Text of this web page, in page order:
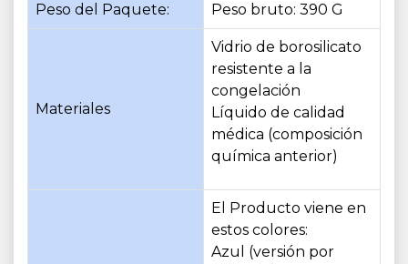
Peso del Paquete: Peso bruto: 390 G
Materiales
Vidrio de borosilicato
resistente a la
congelación
Líquido de calidad
médica (composición
química anterior)
El Producto viene en
estos colores:
Azul (versión por